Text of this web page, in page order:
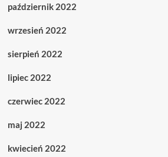
październik 2022
wrzesień 2022
sierpień 2022
lipiec 2022
czerwiec 2022
maj 2022
kwiecień 2022